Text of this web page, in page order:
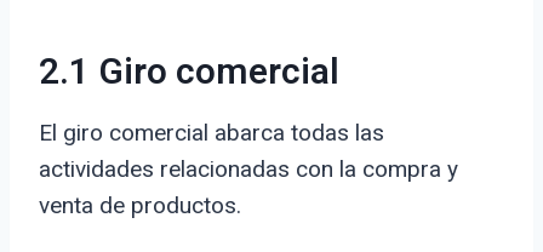
2.1 Giro comercial
El giro comercial abarca todas las
actividades relacionadas con la compra y
venta de productos.